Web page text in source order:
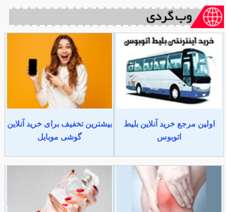
اولین مرجع خرید آنلاین بلیط
اتوبوس
بیشترین تخفیف برای خرید آنلاین
گوشی موبایل